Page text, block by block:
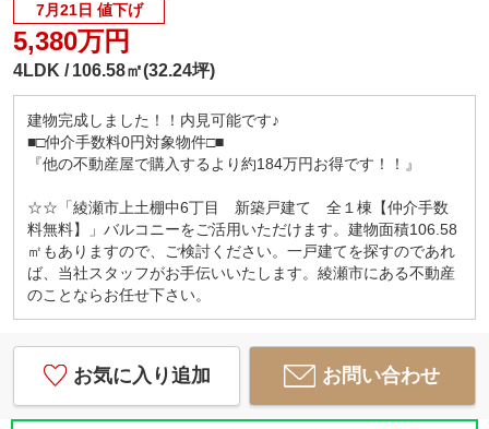
7月21日 値下げ
5,380万円
4LDK 106.58㎡(32.24坪)
建物完成しました！！内見可能です♪
■□仲介手数料0円対象物件□■
『他の不動産屋で購入するより約184万円お得です！！』
☆☆「綾瀬市上土棚中6丁目 新築戸建て 全１棟【仲介手数
料無料】」バルコニーをご活用いただけます。建物面積106.58
㎡もありますので、ご検討ください。一戸建てを探すのであれ
ば、当社スタッフがお手伝いいたします。綾瀬市にある不動産
のことならお任せ下さい。
お気に入り追加 お問い合わせ